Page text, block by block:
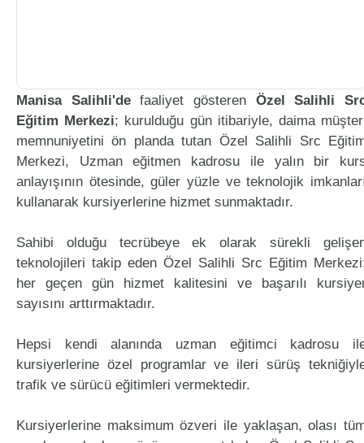
Manisa Salihli'defaaliyet gösteren Özel Salihli
Eğitim Merkezi; kurulduğu gün itibariyle, daima
memnuniyetini ön planda tutan Özel Salihli Src
Merkezi, Uzman eğitmen kadrosu ile yalın bir
anlayışının ötesinde, güler yüzle ve teknolojik
kullanarak kursiyerlerine hizmet sunmaktadır.
Sahibi olduğu tecrübeye ek olarak sürekli
teknolojileri takip eden Özel Salihli Src Eğitim
her geçen gün hizmet kalitesini ve başarılı
sayısını arttırmaktadır.
Hepsi kendi alanında uzman eğitimci kadrosu
kursiyerlerine özel programlar ve ileri sürüş
trafik ve sürücü eğitimleri vermektedir.
Kursiyerlerine maksimum özveri ile yaklaşan, olası